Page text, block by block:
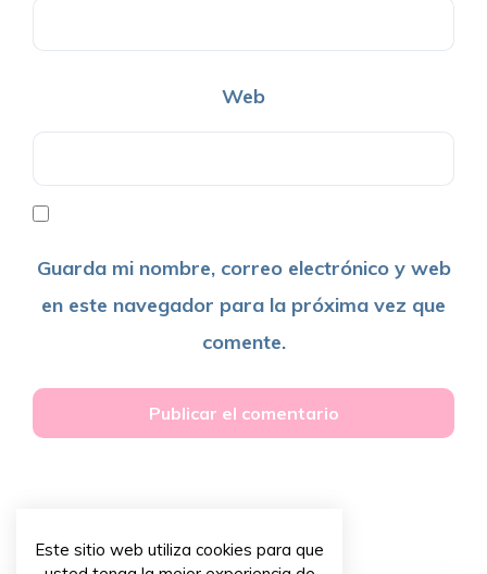
Web
Guarda mi nombre, correo electrónico y web
en este navegador para la próxima vez que
comente.
Este sitio web utiliza cookies para que